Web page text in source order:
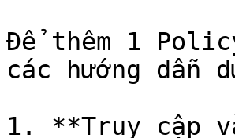
Để thêm 1
các hướng dẫn
1. **Truy cập